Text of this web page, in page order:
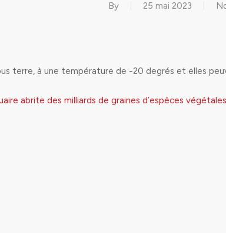
By 25 mai 2023
terre, à une température de -20 degrés et elles
abrite des milliards de graines d’espèces